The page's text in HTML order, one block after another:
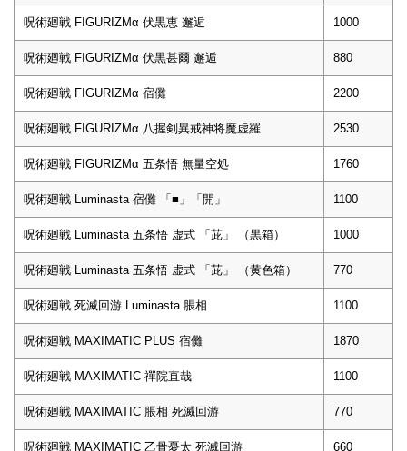
呪術廻戦 FIGURIZMα 伏黒恵 邂逅 1000
呪術廻戦 FIGURIZMα 伏黒甚爾 邂逅 880
呪術廻戦 FIGURIZMα 宿儺 2200
呪術廻戦 FIGURIZMα 八握剣異戒神将魔虚羅 2530
呪術廻戦 FIGURIZMα 五条悟 無量空処 1760
呪術廻戦 Luminasta 宿儺 「■」「開」 1100
呪術廻戦 Luminasta 五条悟 虚式 「茈」 （黒箱） 1000
呪術廻戦 Luminasta 五条悟 虚式 「茈」 （黄色箱） 770
呪術廻戦 死滅回游 Luminasta 脹相 1100
呪術廻戦 MAXIMATIC PLUS 宿儺 1870
呪術廻戦 MAXIMATIC 禪院直哉 1100
呪術廻戦 MAXIMATIC 脹相 死滅回游 770
呪術廻戦 MAXIMATIC 乙骨憂太 死滅回游 660